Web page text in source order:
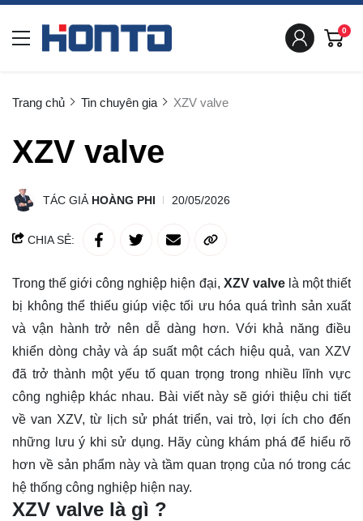
0
Trang chủ Tin chuyên gia XZV valve
XZV valve
TÁC GIẢ HOÀNG PHI 20/05/2026
CHIA SẺ:
Trong thế giới công nghiệp hiện đại, XZV valvelà một thiết
bị không thể thiếu giúp việc tối ưu hóa quá trình sản xuất
và vận hành trở nên dễ dàng hơn. Với khả năng điều
khiển dòng chảy và áp suất một cách hiệu quả, van XZV
đã trở thành một yếu tố quan trọng trong nhiều lĩnh vực
công nghiệp khác nhau. Bài viết này sẽ giới thiệu chi tiết
về van XZV, từ lịch sử phát triển, vai trò, lợi ích cho đến
những lưu ý khi sử dụng. Hãy cùng khám phá để hiểu rõ
hơn về sản phẩm này và tầm quan trọng của nó trong các
hệ thống công nghiệp hiện nay.
XZV valve là gì ?